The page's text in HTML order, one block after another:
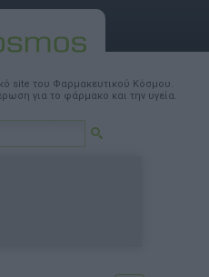
site του Φαρμακευτικού Κόσμου.
για το φάρμακο και την υγεία.